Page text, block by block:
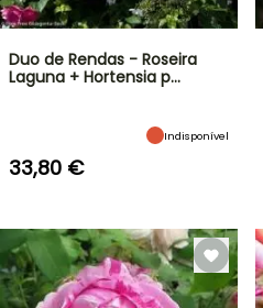
Duo de Rendas - Roseira
Laguna + Hortensia p…
Indisponível
33,80 €